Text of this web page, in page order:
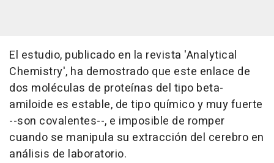
El estudio, publicado en la revista 'Analytical
Chemistry', ha demostrado que este enlace de
dos moléculas de proteínas del tipo beta-
amiloide es estable, de tipo químico y muy fuerte
--son covalentes--, e imposible de romper
cuando se manipula su extracción del cerebro en
análisis de laboratorio.